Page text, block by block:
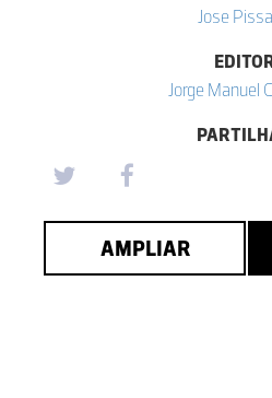
Jose
Jorge Manuel
AMPLIAR